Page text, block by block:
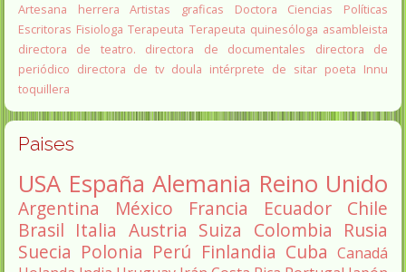
Artesana herrera
Artistas graficas
Doctora Ciencias Políticas
Escritoras Fisiologa Terapeuta Terapeuta quinesóloga asambleista
directora de teatro.
directora de documentales
directora de
periódico directora de tv doula intérprete de sitar poeta Innu
toquillera
Paises
USA España Alemania Reino Unido
Argentina México Francia Ecuador
Chile
Brasil Italia Austria Suiza Colombia Rusia
Suecia Polonia Perú Finlandia Cuba Canadá